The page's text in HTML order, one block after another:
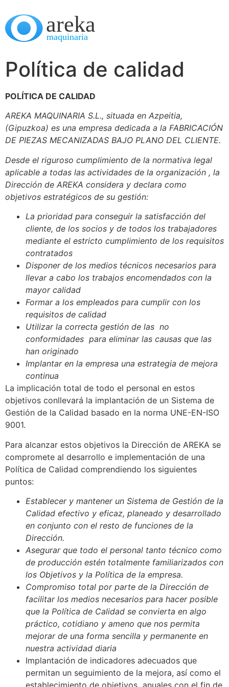
Política de calidad
POLÍTICA DE CALIDAD
AREKA MAQUINARIA S.L., situada en Azpeitia,
(Gipuzkoa) es una empresa dedicada a la FABRICACIÓN
DE PIEZAS MECANIZADAS BAJO PLANO DEL CLIENTE.
Desde el riguroso cumplimiento de la normativa legal
aplicable a todas las actividades de la organización , la
Dirección de AREKA considera y declara como
objetivos estratégicos de su gestión:
La prioridad para conseguir la satisfacción del
cliente, de los socios y de todos los trabajadores
mediante el estricto cumplimiento de los requisitos
contratados
Disponer de los medios técnicos necesarios para
llevar a cabo los trabajos encomendados con la
mayor calidad
Formar a los empleados para cumplir con los
requisitos de calidad
Utilizar la correcta gestión de las no
conformidades para eliminar las causas que las
han originado
Implantar en la empresa una estrategia de mejora
continua
La implicación total de todo el personal en estos
objetivos conllevará la implantación de un Sistema de
Gestión de la Calidad basado en la norma UNE-EN-ISO
9001.
Para alcanzar estos objetivos la Dirección de AREKA se
compromete al desarrollo e implementación de una
Política de Calidad comprendiendo los siguientes
puntos:
Establecer y mantener un Sistema de Gestión de la
Calidad efectivo y eficaz, planeado y desarrollado
en conjunto con el resto de funciones de la
Dirección.
Asegurar que todo el personal tanto técnico como
de producción estén totalmente familiarizados con
los Objetivos y la Política de la empresa.
Compromiso total por parte de la Dirección de
facilitar los medios necesarios para hacer posible
que la Política de Calidad se convierta en algo
práctico, cotidiano y ameno que nos permita
mejorar de una forma sencilla y permanente en
nuestra actividad diaria
Implantación de indicadores adecuados que
permitan un seguimiento de la mejora, así como el